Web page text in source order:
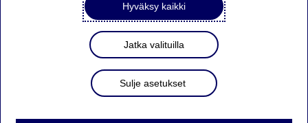
MARKKINATAKAUS
WARRANTILLE TSTE7O
105NDS ON PÄÄTTYNYT
Hyväksy kaikki
Jatka valituilla
Sulje asetukset